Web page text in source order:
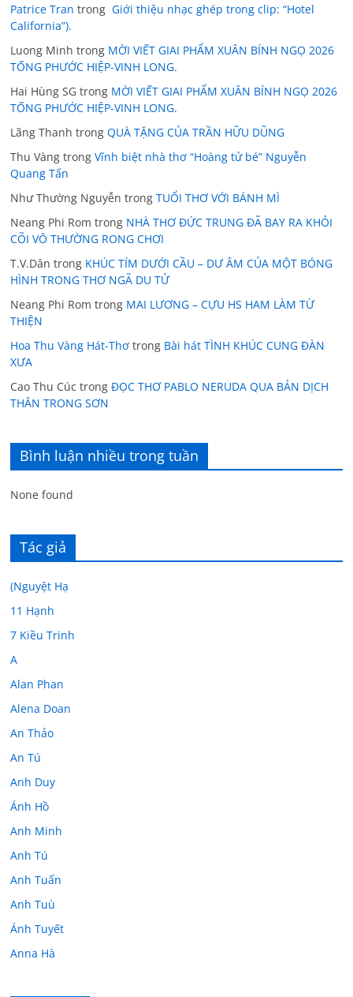
Patrice Tran trong Giới thiệu nhạc ghép trong clip: “Hotel
California”).
Luong Minh trong MỜI VIẾT GIAI PHẨM XUÂN BÍNH NGỌ 2026
TỐNG PHƯỚC HIỆP-VINH LONG.
Hai Hùng SG trong MỜI VIẾT GIAI PHẨM XUÂN BÍNH NGỌ 2026
TỐNG PHƯỚC HIỆP-VINH LONG.
Lãng Thanh trongQUÀ TẶNG CỦA TRẦN HỮU DŨNG
Thu Vàng trongVĩnh biệt nhà thơ “Hoàng tử bé” Nguyễn
Quang Tấn
Như Thường Nguyễn trongTUỔI THƠ VỚI BÁNH MÌ
Neang Phi Rom trong NHÀ THƠ ĐỨC TRUNG ĐÃ BAY RA KHỎI
CÕI VÔ THƯỜNG RONG CHƠI
T.V.Dân trong KHÚC TÍM DƯỚI CẦU – DƯ ÂM CỦA MỘT BÓNG
HÌNH TRONG THƠ NGÃ DU TỬ
Neang Phi Rom trong MAI LƯƠNG – CỰU HS HAM LÀM TỪ
THIỆN
Hoa Thu Vàng Hát-Thơ trong Bài hát TÌNH KHÚC CUNG ĐÀN
XƯA
Cao Thu Cúc trongĐỌC THƠ PABLO NERUDA QUA BẢN DỊCH
THÂN TRONG SƠN
Bình luận nhiều trong tuần
None found
Tác giả
(Nguyệt Hạ
11 Hạnh
7 Kiều Trinh
A
Alan Phan
Alena Doan
An Thảo
An Tú
Anh Duy
Ánh Hồ
Anh Minh
Anh Tú
Anh Tuấn
Anh Tuù
Ánh Tuyết
Anna Hà